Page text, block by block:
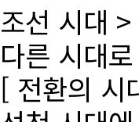
조선 시대
다른 시대
[ 전환의 시